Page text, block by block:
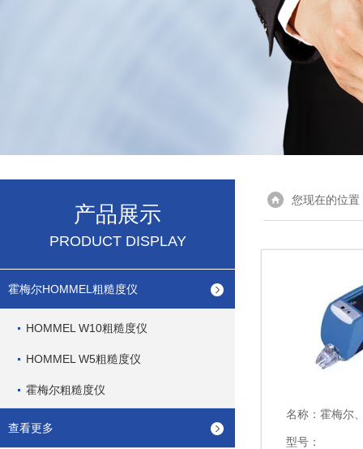
产品展示
PRODUCT DISPLAY
霍梅尔HOMMEL粗糙度仪
HOMMEL W10粗糙度仪
HOMMEL W5粗糙度仪
霍梅尔粗糙度仪
查看更多
您现在的位置
名称： 霍梅尔、便
型号：